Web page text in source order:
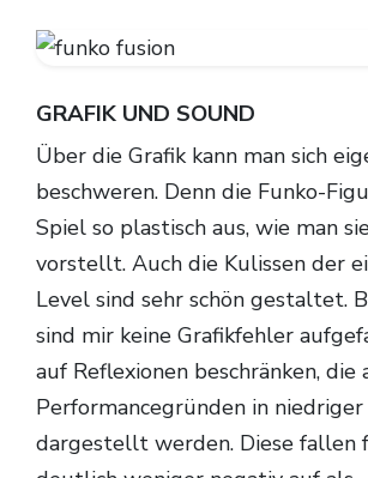
GRAFIK UND SOUND
Über die Grafik kann man sich eigentlich nicht
beschweren. Denn die Funko-
Spiel so plastisch aus, wie man
vorstellt. Auch die Kulissen der
Level sind sehr schön gestaltet.
sind mir keine Grafikfehler
auf Reflexionen beschränken, die
Performancegründen in
dargestellt werden. Diese fallen